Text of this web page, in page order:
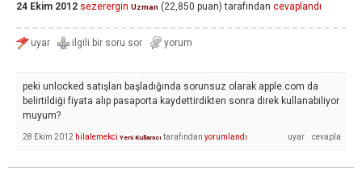
24 Ekim 2012 sezerergin Uzman (22,850 puan) tarafından cevaplandı
peki unlocked satışları başladığında sorunsuz olarak apple.com da
belirtildiği fiyata alıp pasaporta kaydettirdikten sonra direk kullanabiliyor
muyum?
28 Ekim 2012 hilalemekci Yeni Kullanıcı tarafından yorumlandı